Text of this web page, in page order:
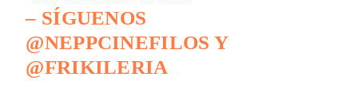
– SÍGUENOS
@NEPPCINEFILOS Y
@FRIKILERIA